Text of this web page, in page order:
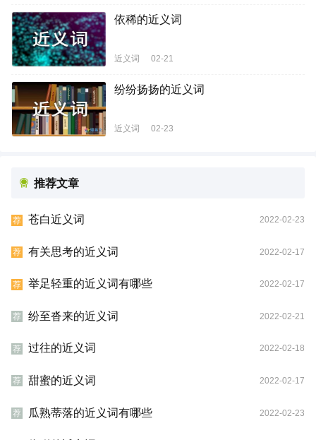
依稀的近义词
近义词 02-21
纷纷扬扬的近义词
近义词 02-23
推荐文章
荐 苍白近义词 2022-02-23
荐 有关思考的近义词 2022-02-17
荐 举足轻重的近义词有哪些 2022-02-17
荐 纷至沓来的近义词 2022-02-21
荐 过往的近义词 2022-02-18
荐 甜蜜的近义词 2022-02-17
荐 瓜熟蒂落的近义词有哪些 2022-02-23